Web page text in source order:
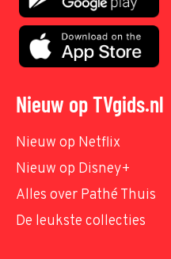
Nieuw op TVgids.nl
Nieuw op Netflix
Nieuw op Disney+
Alles over Pathé Thuis
De leukste collecties